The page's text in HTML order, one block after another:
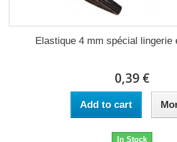
Elastique 4 mm spécial lingerie
0,39 €
Add to cart
In Stock